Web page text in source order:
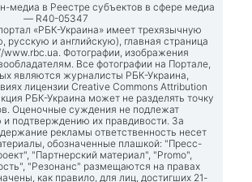
медиа в Реестре субъектов в сфере медиа
— R40-05347
«РБК-Украина» имеет трехязычную
русскую и английскую), главная страница
www.rbc.ua. Фотографии, изображения
Все фотографии на Портале,
являются журналисты РБК-Украина,
лицензии Creative Commons Attribution
РБК-Украина может не разделять точку
Оценочные суждения не подлежат
подтверждению их правдивости. За
рекламы ответственность несет
обозначенные плашкой: "Пресс-
"Партнерский материал", "Promo",
"Резонанс" размещаются на правах
как правило, для лиц, достигших 21-